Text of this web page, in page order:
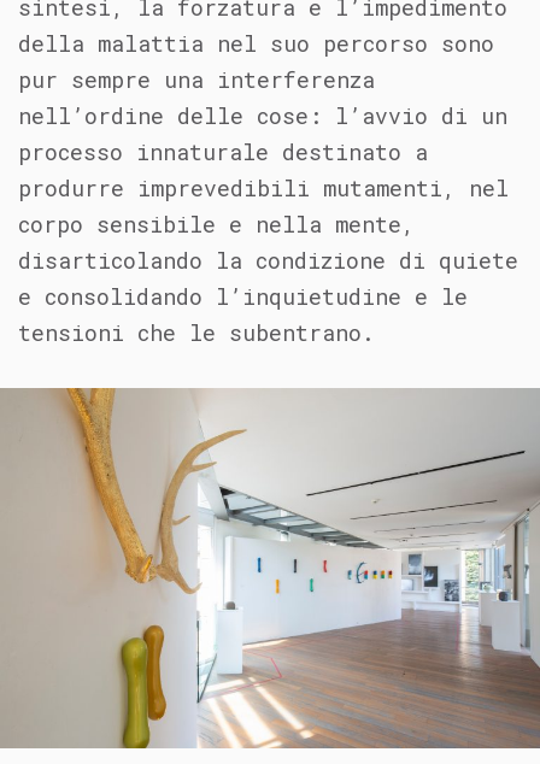
sintesi, la forzatura e l’impedimento
della malattia nel suo percorso sono
pur sempre una interferenza
nell’ordine delle cose: l’avvio di un
processo innaturale destinato a
produrre imprevedibili mutamenti, nel
corpo sensibile e nella mente,
disarticolando la condizione di quiete
e consolidando l’inquietudine e le
tensioni che le subentrano.